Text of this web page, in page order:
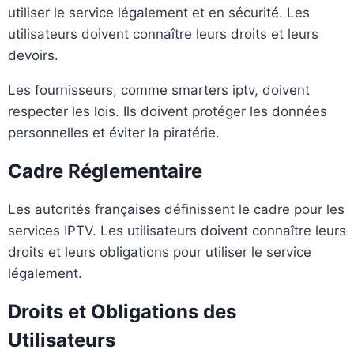
utiliser le service légalement et en sécurité. Les
utilisateurs doivent connaître leurs droits et leurs
devoirs.
Les fournisseurs, comme smarters iptv, doivent
respecter les lois. Ils doivent protéger les données
personnelles et éviter la piratérie.
Cadre Réglementaire
Les autorités françaises définissent le cadre pour les
services IPTV. Les utilisateurs doivent connaître leurs
droits et leurs obligations pour utiliser le service
légalement.
Droits et Obligations des
Utilisateurs